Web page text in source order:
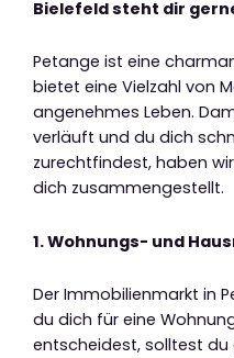
Bielefeld steht dir
Petange ist eine
bietet eine Vielzahl von
angenehmes Leben.
verläuft und du dich
zurechtfindest, haben
dich zusammengestellt.
1. Wohnungs- und
Der Immobilienmarkt in
du dich für eine
entscheidest, solltest du